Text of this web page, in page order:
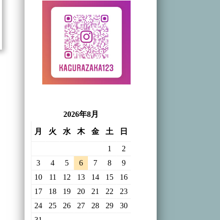
2026年8月
月 火 水 木 金 土 日
1
2
3
4 5 6 7 8
9
10
11 12 13 14 15
16
17
18 19 20 21 22
23
24
25 26 27 28 29
30